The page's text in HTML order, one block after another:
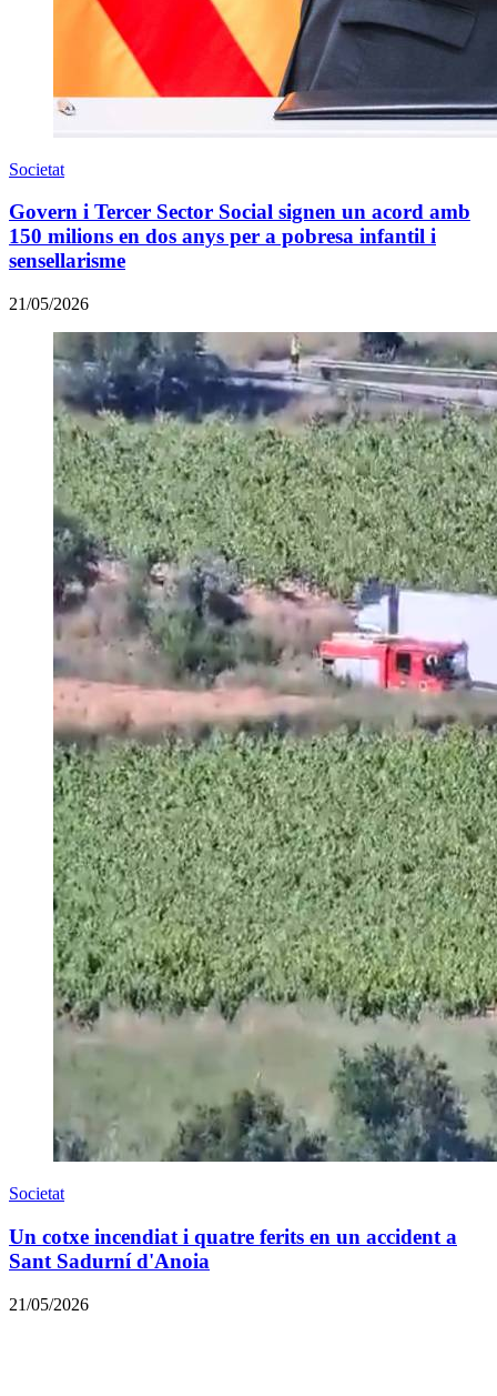
Societat
Govern i Tercer Sector Social signen un acord amb
150 milions en dos anys per a pobresa infantil i
sensellarisme
21/05/2026
Societat
Un cotxe incendiat i quatre ferits en un accident a
Sant Sadurní d'Anoia
21/05/2026